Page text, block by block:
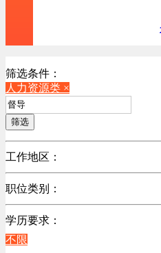
筛选条件：
人力资源类 ×
筛选
工作地区：
不限
职位类别：
不限
机械制造/仪器仪表类
计算机硬件类
学历要求：
不限